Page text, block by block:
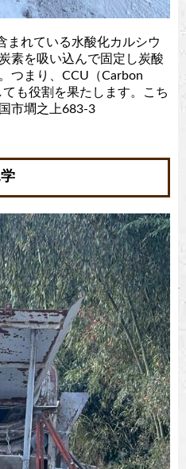
まれている水酸化カルシウ
素を吸い込んで固定し炭酸
つまり、CCU（Carbon
も役割を果たします。こち
市墹之上683-3